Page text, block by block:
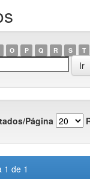
O P Q R S T
Página
1 de 1